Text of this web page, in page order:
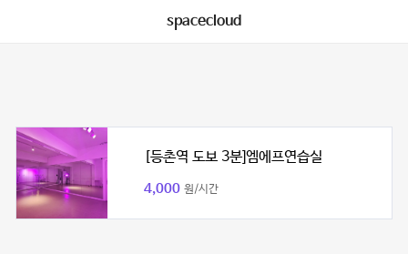
spacecloud
[등촌역 도보 3분]엠에프연습실
4,000 원/시간